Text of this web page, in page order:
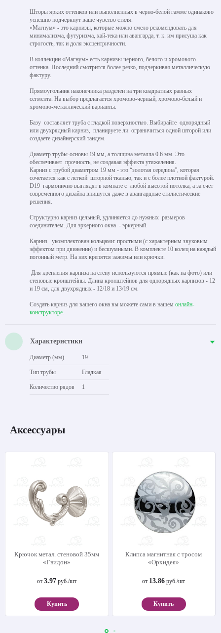
Шторы ярких оттенков или выполненных в черно-белой гамме одинаково
успешно подчеркнут ваше чувство стиля.
«Магнум» - это карнизы, которые можно смело рекомендовать для
минимализма, футуризма, хай-тека или авангарда, т. к. им присуща как
строгость, так и доля эксцентричности.
В коллекции «Магнум» есть карнизы черного, белого и хромового
оттенка. Последний смотрится более резко, подчеркивая металлическую
фактуру.
Прямоугольник наконечника разделен на три квадратных равных
сегмента. На выбор предлагается хромово-черный, хромово-белый и
хромово-металлический варианты.
Базу составляет труба с гладкой поверхностью. Выбирайте однорядный
или двухрядный карниз, планируете ли ограничиться одной шторой или
создаете дизайнерский тандем.
Диаметр трубы-основы 19 мм, а толщина металла 0.6 мм. Это
обеспечивает прочность, не создавая эффекта утяжеления.
Карниз с трубой диаметром 19 мм - это “золотая середина”, которая
сочетается как с легкой шторной тканью, так и с более плотной фактурой.
D19 гармонично выглядят в комнате с любой высотой потолка, а за счет
современного дизайна впишутся даже в авангардные стилистические
решения.
Структурно карниз цельный, удлиняется до нужных размеров
соединителем. Для эркерного окна - эркерный.
Карниз укомплектован кольцами: простыми (с характерным звуковым
эффектом при движении) и бесшумными. В комплекте 10 колец на каждый
погонный метр. На них крепятся зажимы или крючки.
Для крепления карниза на стену используются прямые (как на фото) или
стеновые кронштейны. Длина кронштейнов для однорядных карнизов - 12
и 19 см, для двухрядных - 12/18 и 13/19 см.
Создать карниз для вашего окна вы можете сами в нашем онлайн-
конструкторе.
Характеристики
Диаметр (мм) 19
Тип трубы Гладкая
Количество рядов 1
Аксессуары
Крючок метал. стеновой 35мм
«Гвидон»
от3.97 руб./шт
Купить
Клипса магнитная с тросом
«Орхидея»
от 13.86 руб./шт
Купить